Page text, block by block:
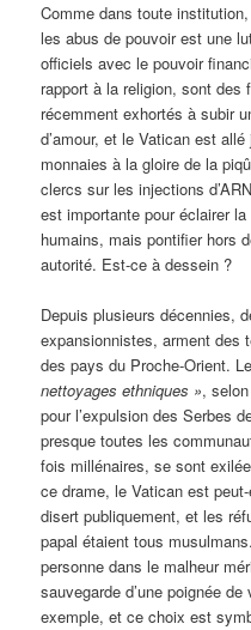
Comme dans toute
les abus de pouvoir est une
officiels avec le pouvoir
rapport à la religion, sont
récemment exhortés à subir
d’amour, et le Vatican est
monnaies à la gloire de la
clercs sur les injections
est importante pour éclairer
humains, mais pontifier hors
autorité. Est-ce à dessein ?
Depuis plusieurs décennies,
expansionnistes, arment des
des pays du Proche-Orient.
nettoyages ethniques »,
pour l’expulsion des Serbes
presque toutes les
fois millénaires, se sont
ce drame, le Vatican est
disert publiquement, et les
papal étaient tous
personne dans le malheur
sauvegarde d’une poignée
exemple, et ce choix est